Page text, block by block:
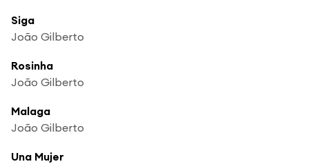
Siga
João Gilberto
Rosinha
João Gilberto
Malaga
João Gilberto
Una Mujer